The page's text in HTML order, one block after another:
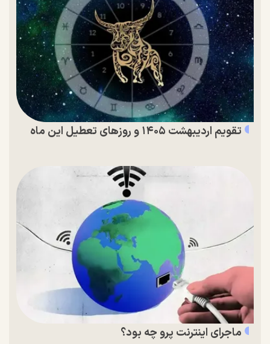
تقویم اردیبهشت ۱۴۰۵ و روز‌های تعطیل این ماه
ماجرای اینترنت پرو چه بود؟